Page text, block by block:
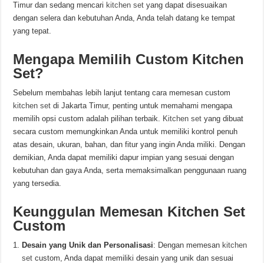
Timur dan sedang mencari kitchen set yang dapat disesuaikan
dengan selera dan kebutuhan Anda, Anda telah datang ke tempat
yang tepat.
Mengapa Memilih Custom Kitchen
Set?
Sebelum membahas lebih lanjut tentang cara memesan custom
kitchen set di Jakarta Timur, penting untuk memahami mengapa
memilih opsi custom adalah pilihan terbaik. Kitchen set yang dibuat
secara custom memungkinkan Anda untuk memiliki kontrol penuh
atas desain, ukuran, bahan, dan fitur yang ingin Anda miliki. Dengan
demikian, Anda dapat memiliki dapur impian yang sesuai dengan
kebutuhan dan gaya Anda, serta memaksimalkan penggunaan ruang
yang tersedia.
Keunggulan Memesan Kitchen Set
Custom
Desain yang Unik dan Personalisasi: Dengan memesan kitchen
set custom, Anda dapat memiliki desain yang unik dan sesuai